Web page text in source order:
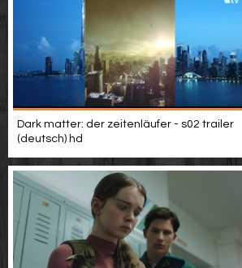
Dark matter: der zeitenläufer - s02 trailer
(deutsch) hd